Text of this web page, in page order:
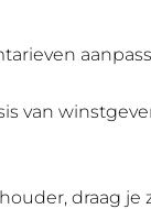
van
draag je